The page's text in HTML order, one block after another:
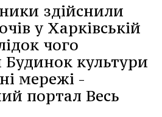
здійснили
у Харківській
чого
культури
мережі -
портал Весь